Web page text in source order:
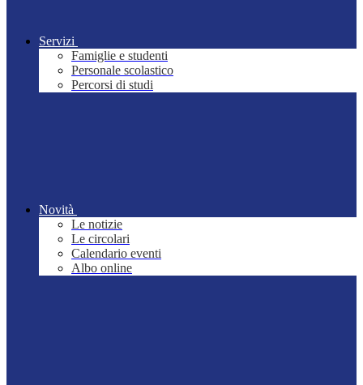
Servizi
Famiglie e studenti
Personale scolastico
Percorsi di studi
Novità
Le notizie
Le circolari
Calendario eventi
Albo online